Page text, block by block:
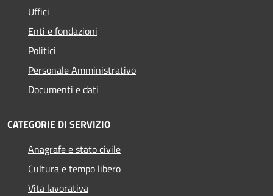
Uffici
Enti e fondazioni
Politici
Personale Amministrativo
Documenti e dati
CATEGORIE DI SERVIZIO
Anagrafe e stato civile
Cultura e tempo libero
Vita lavorativa